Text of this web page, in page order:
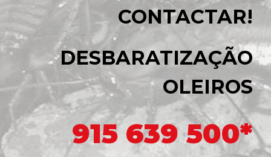
CONTACTAR!
DESBARATIZAÇÃO
OLEIROS
915 639 500*